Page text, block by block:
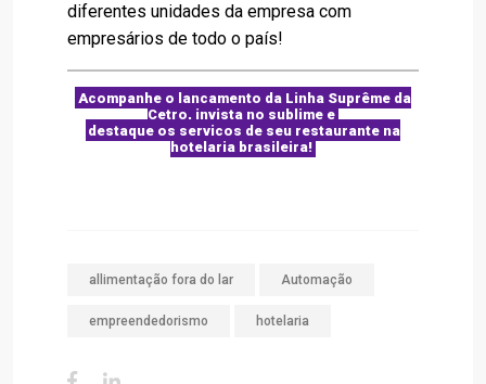
diferentes unidades da empresa com
empresários de todo o país!
Acompanhe o lançamento da Linha Suprême da
Cetro, invista no sublime e
destaque os serviços de seu restaurante na
hotelaria brasileira!
allimentação fora do lar Automação
empreendedorismo hotelaria